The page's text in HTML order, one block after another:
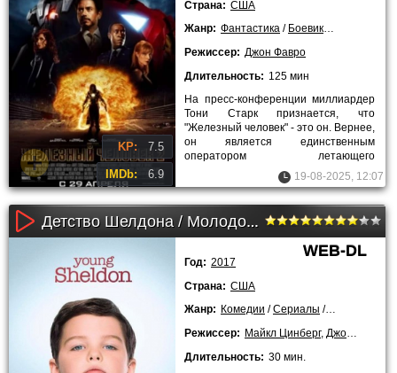
KP: 7.5
IMDb: 6.9
Страна: США
Жанр: Фантастика / Боевики /
Режиссер: Джон Фавро
Длительность: 125 мин
На пресс-конференции миллиардер
Тони Старк признается, что
"Железный человек" - это он. Вернее,
он является единственным
оператором летающего
бронированного костюма с19-08-2025, 12:07
Детство Шелдона / Молодой Шелдон (1 сезон)
WEB-DL
Год: 2017
Страна: США
Жанр: Комедии /Сериалы / Лучшие
Режиссер: Майкл Цинберг, Джон Фавро
Длительность: 30 мин.